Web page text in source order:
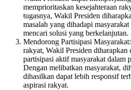
memprioritaskan kesejahteraan
tugasnya, Wakil Presiden
masalah yang dihadapi
mencari solusi yang berkelanjutan.
Mendorong Partisipasi
rakyat, Wakil Presiden diharapkan
partisipasi aktif masyarakat dalam
Dengan melibatkan masyarakat,
dihasilkan dapat lebih responsif
aspirasi rakyat.